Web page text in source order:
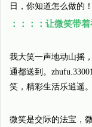
日，你知道怎么做的！
：：：：让微笑带
我大笑一声地动山摇
通都送到。
笑，精彩生活乐逍遥。
微笑是交际的法宝，